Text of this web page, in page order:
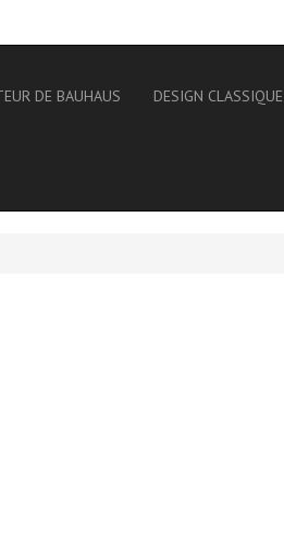
DE BAUHAUS DESIGN CLASSIQUE